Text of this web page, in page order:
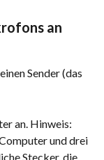
an
Sender (das
an. Hinweis:
und drei
Stecker, die